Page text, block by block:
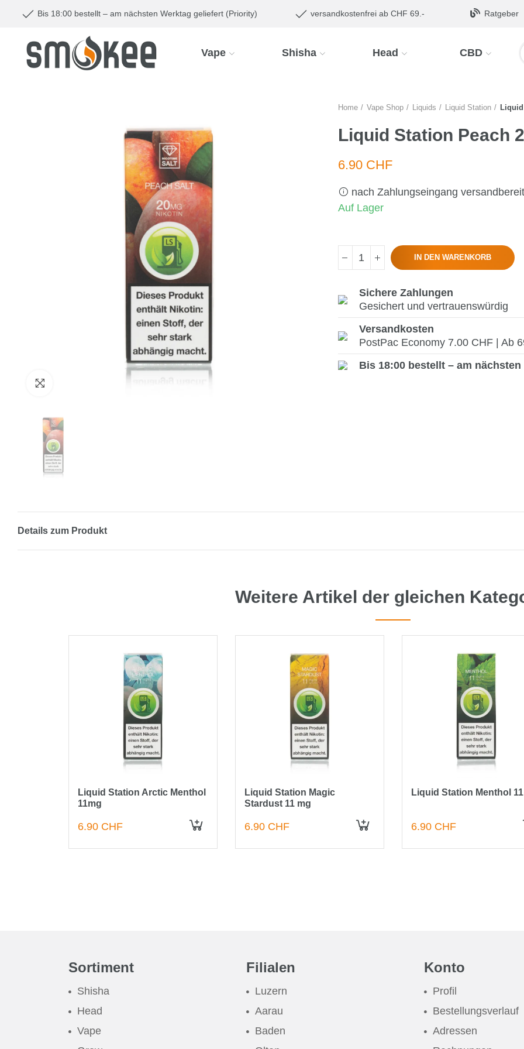
Bis 18:00 bestellt – am nächsten Werktag geliefert (Priority) versandkostenfrei ab CHF 69.- Ratgeber
Vape Shisha Head CBD
Home Vape Shop Liquids Liquid Station
Liquid Station Peach
6.90 CHF
nach Zahlungseingang versandbereit
Auf Lager
IN DEN WARENKORB
Sichere Zahlungen
Gesichert und vertrauenswürdig
Versandkosten
PostPac Economy 7.00 CHF | Ab
Bis 18:00 bestellt – am
Details zum Produkt
Weitere Artikel der gleichen
Liquid Station Arctic Menthol
11mg
6.90 CHF
Liquid Station Magic
Stardust 11 mg
6.90 CHF
Liquid Station Menthol
6.90 CHF
Sortiment
Shisha
Head
Vape
Filialen
Luzern
Aarau
Baden
Konto
Profil
Bestellungsverlauf
Adressen